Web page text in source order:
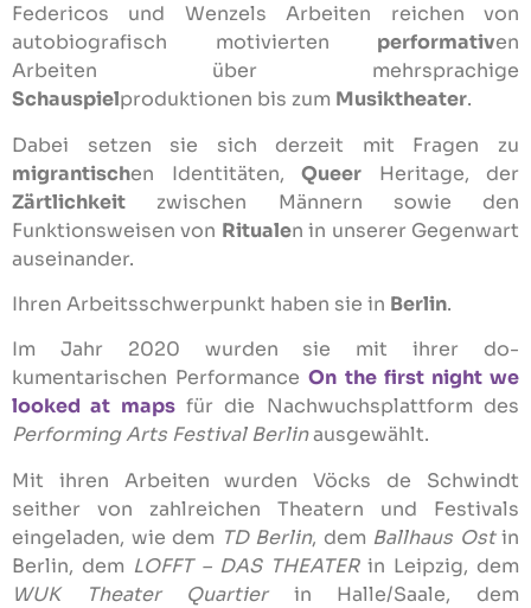
Federicos und Wenzels Arbeiten reichen von
autobiografisch motivierten performativen
Arbeiten über mehrsprachige
Schauspielproduktionen bis zum Musiktheater.
Dabei setzen sie sich derzeit mit Fragen zu
migrantischen Identitäten, Queer Heritage, der
Zärtlichkeit zwischen Männern sowie den
Funktionsweisen von Ritualen in unserer Gegenwart
auseinander.
Ihren Arbeitsschwerpunkt haben sie in Berlin.
Im Jahr 2020 wurden sie mit ihrer do­
kumentarischen Perfor­manceOn the first night we
looked at mapsfür die Nachwuchsplattform des
Performing Arts Festival Berlinausgewählt.
Mit ihren Arbeiten wurden Vöcks de Schwindt
seither von zahlreichen Theatern und Festivals
eingeladen, wie dem TD Berlin, dem Ballhaus Ostin
Berlin, dem LOFFT – DAS THEATERin Leipzig, dem
WUK Theater Quartierin Halle/Saale, dem